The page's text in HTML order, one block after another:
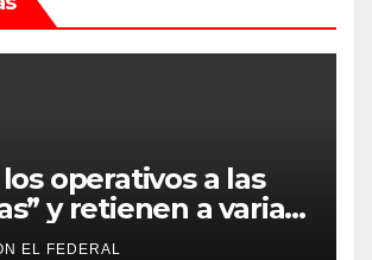
operativos a las
y retienen a varias
EL FEDERAL